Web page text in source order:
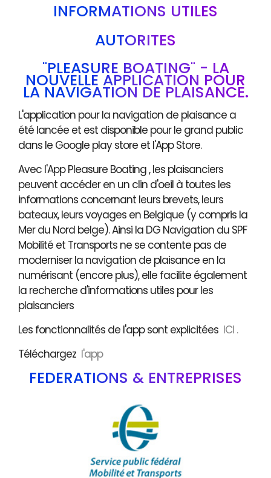
INFORMATIONS UTILES
AUTORITÉS
"PLEASURE BOATING" - LA
NOUVELLE APPLICATION POUR
LA NAVIGATION DE PLAISANCE.
L'application pour la navigation de plaisance a
été lancée et est disponible pour le grand public
dans le Google play store et l'App Store.
Avec l'App Pleasure Boating , les plaisanciers
peuvent accéder en un clin d'oeil à toutes les
informations concernant leurs brevets, leurs
bateaux, leurs voyages en Belgique (y compris la
Mer du Nord belge). Ainsi la DG Navigation du SPF
Mobilité et Transports ne se contente pas de
moderniser la navigation de plaisance en la
numérisant (encore plus), elle facilite également
la recherche d'informations utiles pour les
plaisanciers
Les fonctionnalités de l'app sont explicitées ICI .
Téléchargez l'app
FÉDÉRATIONS & ENTREPRISES